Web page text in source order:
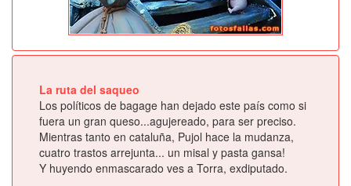
La ruta del saqueo
Los políticos de bagage han dejado este país como si
fuera un gran queso...agujereado, para ser preciso.
Mientras tanto en cataluña, Pujol hace la mudanza,
cuatro trastos arrejunta... un misal y pasta gansa!
Y huyendo enmascarado ves a Torra, exdiputado.